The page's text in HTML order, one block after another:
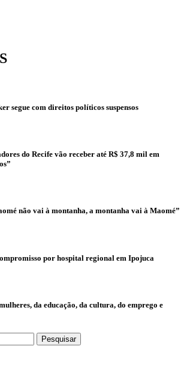
segue com direitos políticos suspensos
do Recife vão receber até R$ 37,8 mil em
não vai à montanha, a montanha vai à Maomé”
por hospital regional em Ipojuca
da educação, da cultura, do emprego e
Pesquisar